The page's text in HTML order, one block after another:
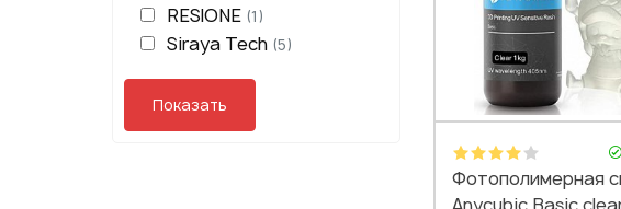
RESIONE (1)
Siraya Tech (5)
Фотополимерная